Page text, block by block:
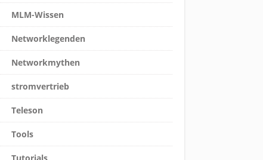
MLM-Wissen
Networklegenden
Networkmythen
stromvertrieb
Teleson
Tools